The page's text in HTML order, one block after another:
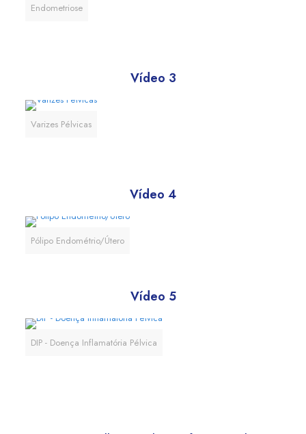
Endometriose
Vídeo 3
Varizes Pélvicas
Vídeo 4
Pólipo Endométrio/Útero
Vídeo 5
DIP - Doença Inflamatória Pélvica